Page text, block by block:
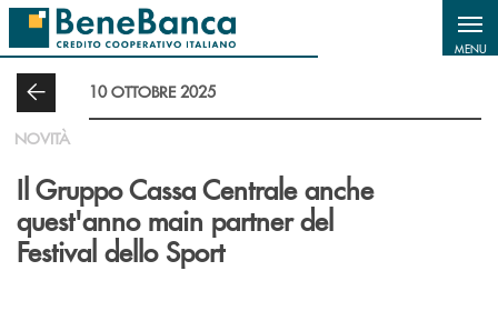
Salta al contenuto principale
MENU
10 OTTOBRE 2025
NOVITÀ
Il Gruppo Cassa Centrale anche
quest'anno main partner del
Festival dello Sport